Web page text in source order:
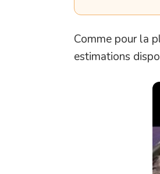
Comme pour la
estimations